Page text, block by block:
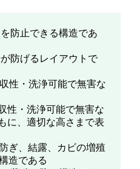
防止できる構造であ
防げるレイアウトで
性・洗浄可能で無害な
性・洗浄可能で無害な
に、適切な高さまで表
ぎ、結露、カビの増殖
造である